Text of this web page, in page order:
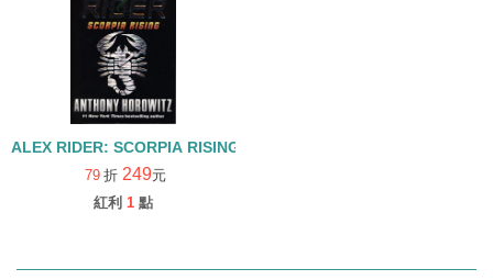
ALEX RIDER: SCORPIA RISING
79 折 249元
紅利 1 點